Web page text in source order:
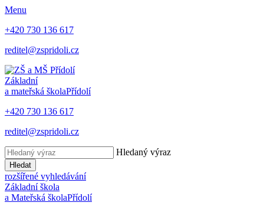
Menu
+420 730 136 617
reditel@zspridoli.cz
Základní
a mateřská školaPřídolí
+420 730 136 617
reditel@zspridoli.cz
Hledaný výraz
Hledat
rozšířené vyhledávání
Základní škola
a Mateřská školaPřídolí